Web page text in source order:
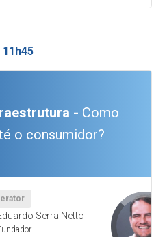
- Como
o consumidor?
Serra Netto